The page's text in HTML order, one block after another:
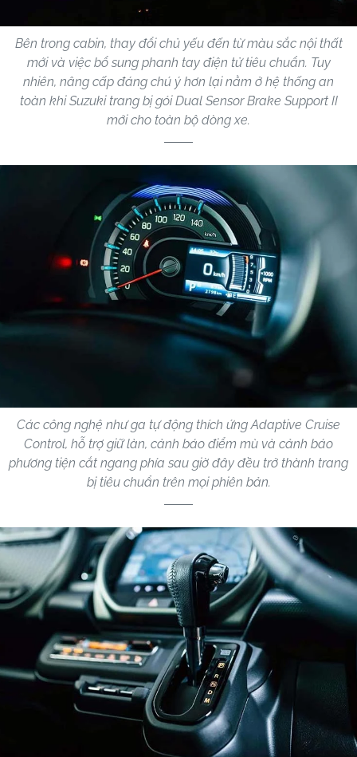
Bên trong cabin, thay đổi chủ yếu đến từ màu sắc nội thất
mới và việc bổ sung phanh tay điện tử tiêu chuẩn. Tuy
nhiên, nâng cấp đáng chú ý hơn lại nằm ở hệ thống an
toàn khi Suzuki trang bị gói Dual Sensor Brake Support II
mới cho toàn bộ dòng xe.
Các công nghệ như ga tự động thích ứng Adaptive Cruise
Control, hỗ trợ giữ làn, cảnh báo điểm mù và cảnh báo
phương tiện cắt ngang phía sau giờ đây đều trở thành trang
bị tiêu chuẩn trên mọi phiên bản.